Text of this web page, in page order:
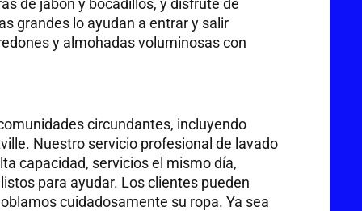
de jabón y bocadillos, y disfrute de
grandes lo ayudan a entrar y salir
y almohadas voluminosas con
circundantes, incluyendo
Nuestro servicio profesional de lavado
capacidad, servicios el mismo día,
para ayudar. Los clientes pueden
cuidadosamente su ropa. Ya sea